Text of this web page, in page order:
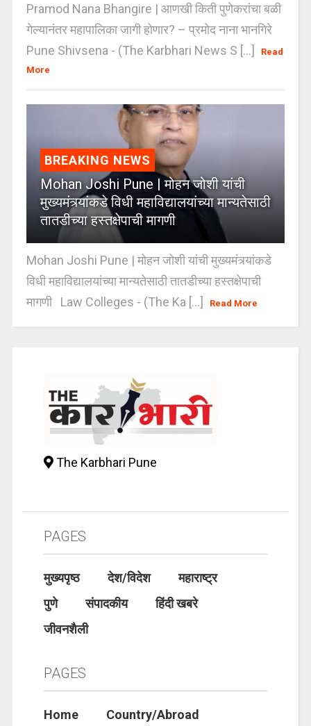
Pramod Nana Bhangire | आणखी किती पुणेकरांचा बळी
गेल्यानंतर महापालिका जागी होणार? – प्रमोद नाना भानगिरे
Pune Shivsena - (The Karbhari News S [...]
Read
More
BREAKING NEWS
Mohan Joshi Pune | मोहन जोशी यांची
मुख्यमंत्र्यांकडे विधी महाविद्यालयांच्या मान्यतेसाठी
तातडीच्या हस्तक्षेपाची मागणी
Mohan Joshi Pune | मोहन जोशी यांची मुख्यमंत्र्यांकडे
विधी महाविद्यालयांच्या मान्यतेसाठी तातडीच्या हस्तक्षेपाची
मागणी Law Colleges - (The Ka [...]
Read More
The Karbhari Pune
PAGES
मुख्यपृष्ठ देश/विदेश
महाराष्ट्र
पुणे
संपादकीय
हिंदी खबरे
जीवनशैली
PAGES
Home Country/Abroad